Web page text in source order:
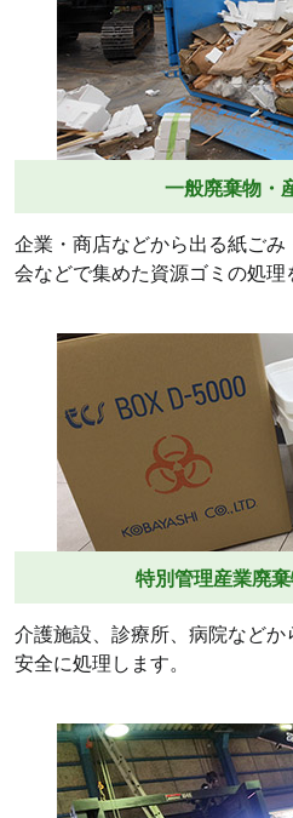
一般廃棄物・
企業・商店などから出る紙ご
会などで集めた資源ゴミの処理
特別管理産業廃
介護施設、診療所、病院など
安全に処理します。